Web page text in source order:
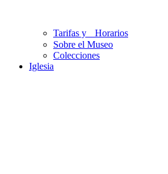
Tarifas y Horarios
Sobre el Museo
Colecciones
Iglesia